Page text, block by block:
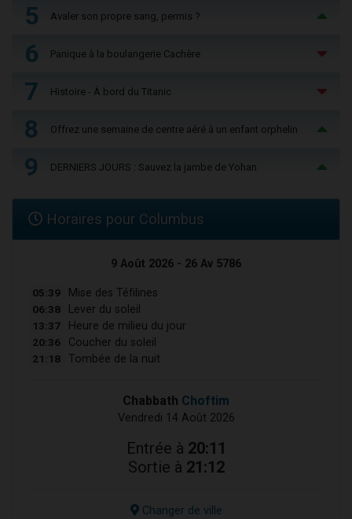
5 Avaler son propre sang, permis ?
6 Panique à la boulangerie Cachère
7 Histoire - À bord du Titanic
8 Offrez une semaine de centre aéré à un enfant orphelin
9 DERNIERS JOURS : Sauvez la jambe de Yohan
Horaires pour Columbus
9 Août 2026 - 26 Av 5786
05:39 Mise des Téfilines
06:38 Lever du soleil
13:37 Heure de milieu du jour
20:36 Coucher du soleil
21:18 Tombée de la nuit
Chabbath Choftim
Vendredi 14 Août 2026
Entrée à 20:11
Sortie à 21:12
Changer de ville